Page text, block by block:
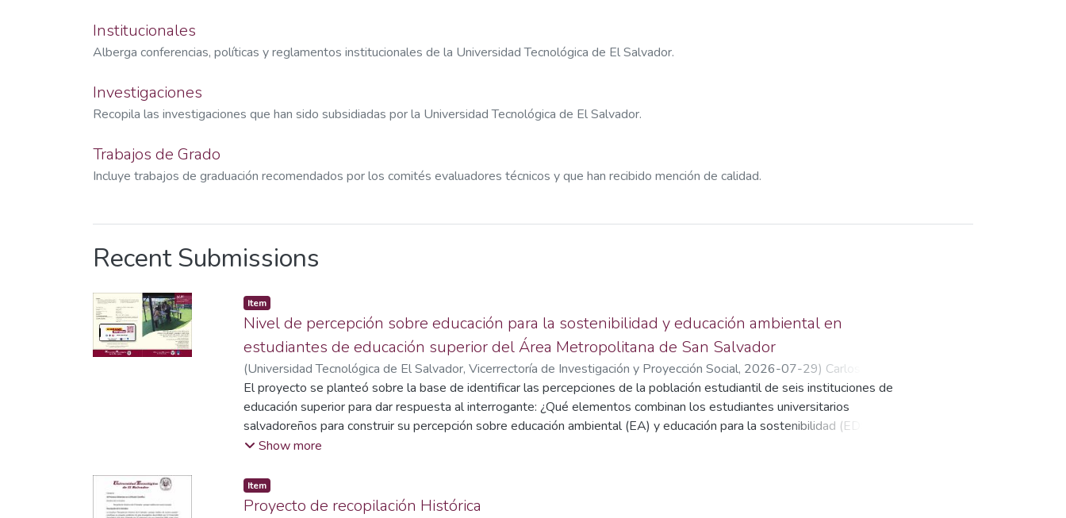
Institucionales
Alberga conferencias, políticas y reglamentos institucionales de la Universidad Tecnológica de El Salvador.
Investigaciones
Recopila las investigaciones que han sido subsidiadas por la Universidad Tecnológica de El Salvador.
Trabajos de Grado
Incluye trabajos de graduación recomendados por los comités evaluadores técnicos y que han recibido mención de calidad.
Recent Submissions
Item
Nivel de percepción sobre educación para la sostenibilidad y educación ambiental en
estudiantes de educación superior del Área Metropolitana de San Salvador
(Universidad Tecnológica de El Salvador, Vicerrectoría de Investigación y Proyección Social, 2026-07-29) Carlos
Rolando Barrios López
El proyecto se planteó sobre la base de identificar las percepciones de la población estudiantil de seis instituciones de
educación superior para dar respuesta al interrogante: ¿Qué elementos combinan los estudiantes universitarios
salvadoreños para construir su percepción sobre educación ambiental (EA) y educación para la sostenibilidad (EDS)?
Teniendo en cuenta que las percepciones se construyen a partir de valores, experiencias, necesidades y deseos de los
Las prioridades del secretario general de la ONU para 2025 destacan la crisis climática, desigualdades crecientes,
conflictos armados y tecnología descontrolada, impulsando acciones como la educación para el desarrollo sostenible.
Show more
Item
Proyecto de recopilación Histórica